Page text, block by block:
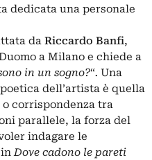
dedicata una personale
da Riccardo Banfi,
a Milano e chiede a
in un sogno?“. Una
dell’artista è quella
corrispondenza tra
parallele, la forza del
indagare le
inDove cadono le pareti